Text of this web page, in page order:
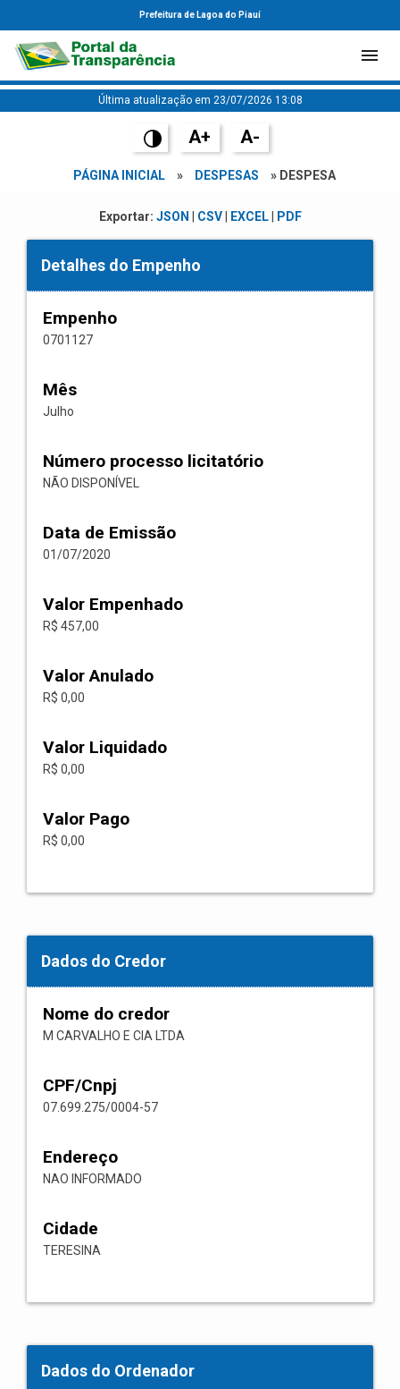
Prefeitura de Lagoa do Piauí
Última atualização em 23/07/2026 13:08
A+ A-
PÁGINA INICIAL » DESPESAS » DESPESA
Exportar: JSON CSV| EXCEL| PDF
Detalhes do Empenho
Empenho
0701127
Mês
Julho
Número processo licitatório
NÃO DISPONÍVEL
Data de Emissão
01/07/2020
Valor Empenhado
R$ 457,00
Valor Anulado
R$ 0,00
Valor Liquidado
R$ 0,00
Valor Pago
R$ 0,00
Dados do Credor
Nome do credor
M CARVALHO E CIA LTDA
CPF/Cnpj
07.699.275/0004-57
Endereço
NAO INFORMADO
Cidade
TERESINA
Dados do Ordenador